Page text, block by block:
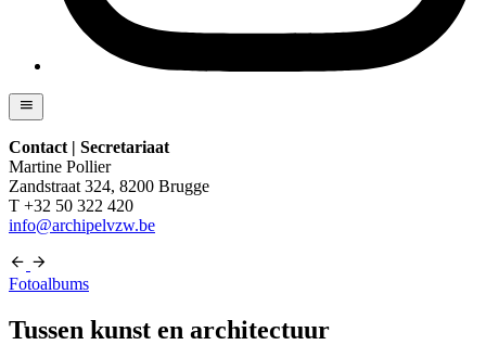
Contact | Secretariaat
Martine Pollier
Zandstraat 324, 8200 Brugge
T +32 50 322 420
info@archipelvzw.be
Fotoalbums
Tussen kunst en architectuur